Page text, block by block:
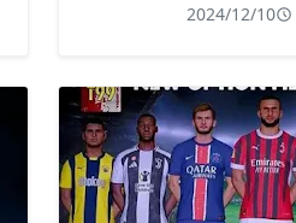
2024/12/10